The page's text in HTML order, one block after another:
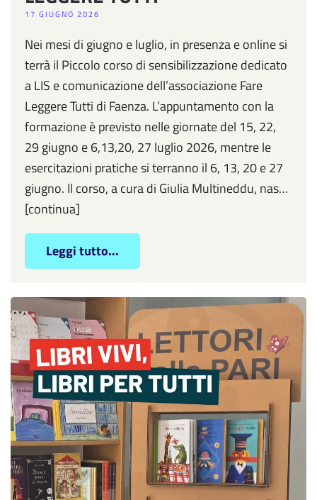
17 GIUGNO 2026
Nei mesi di giugno e luglio, in presenza e online si
terrà il Piccolo corso di sensibilizzazione dedicato
a LIS e comunicazione dell’associazione Fare
Leggere Tutti di Faenza. L’appuntamento con la
formazione è previsto nelle giornate del 15, 22,
29 giugno e 6,13,20, 27 luglio 2026, mentre le
esercitazioni pratiche si terranno il 6, 13, 20 e 27
giugno. Il corso, a cura di Giulia Multineddu, nas…
[continua]
Leggi tutto...